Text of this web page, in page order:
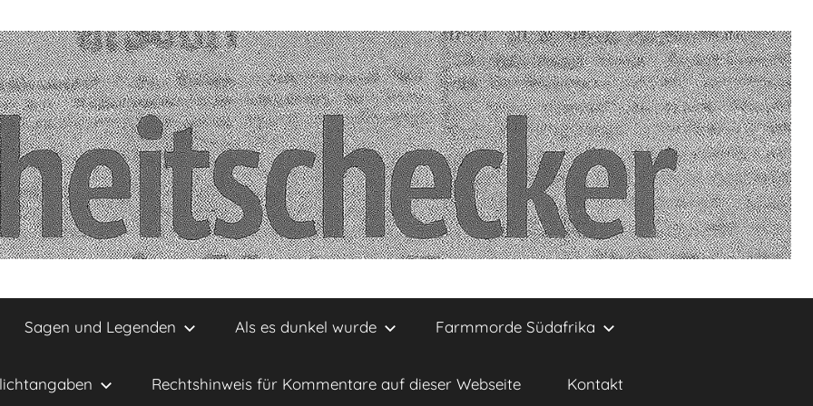
Sagen und Legenden Als es dunkel wurde Farmmorde Südafrika
Rechtshinweis für Kommentare auf dieser Webseite Kontakt